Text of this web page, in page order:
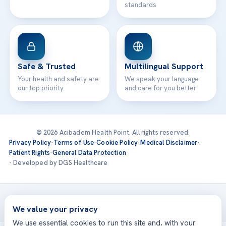
standards
Safe & Trusted
Your health and safety are
our top priority
Multilingual Support
We speak your language
and care for you better
© 2026 Acibadem Health Point. All rights reserved.
Privacy Policy·Terms of Use·Cookie Policy·Medical Disclaimer·
Patient Rights·General Data Protection
· Developed by DGS Healthcare
Treatments are delivered at our JCI-accredited hospitals —
Acıbadem International
We value your privacy
We use essential cookies to run this site and, with your